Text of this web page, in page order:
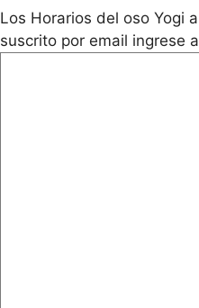
Los Horarios del oso Yogi
suscrito por email ingrese